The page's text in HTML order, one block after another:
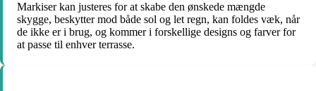
Markiser kan justeres for at skabe den ønskede mængde
skygge, beskytter mod både sol og let regn, kan foldes væk, når
de ikke er i brug, og kommer i forskellige designs og farver for
at passe til enhver terrasse.